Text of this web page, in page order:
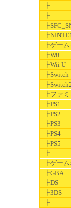
┣
┣
┣ゲー
┣Wii
┣Wii U
┣Switch
┣Switch2
┣ファミ
┣PS1
┣PS2
┣PS3
┣PS4
┣PS5
┣
┣ゲーム
┣GBA
┣DS
┣3DS
┣